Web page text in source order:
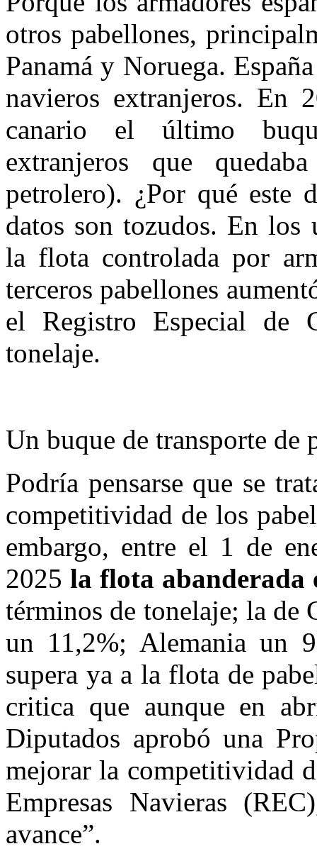
otros pabellones,
Panamá y Noruega.
navieros extranjeros. En
canario el último
extranjeros que
petrolero). ¿Por qué este
datos son tozudos. En los
la flota controlada por
terceros pabellones
el Registro Especial de
tonelaje.
Un buque de transporte de
Podría pensarse que se
competitividad de los
embargo, entre el 1 de
2025la flota abanderada
términos de tonelaje; la de
un 11,2%; Alemania un
supera ya a la flota de
critica que aunque en
Diputados aprobó una
mejorar la competitividad
Empresas Navieras
avance”.